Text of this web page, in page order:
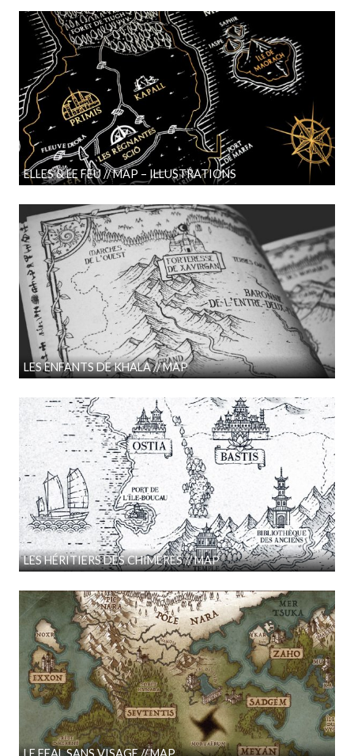
ELLES & LE FEU // MAP – ILLUSTRATIONS
LES ENFANTS DE KHALA // MAP
LES HÉRITIERS DES CHIMÈRES // MAP
LE FEAL SANS VISAGE // MAP